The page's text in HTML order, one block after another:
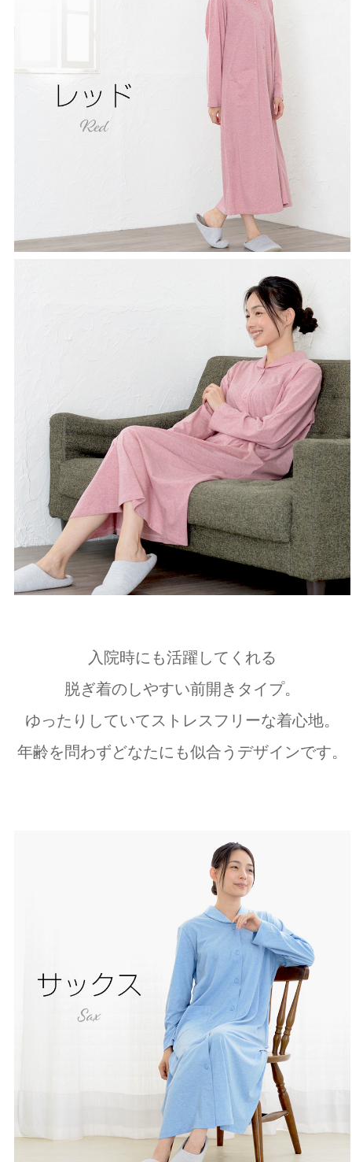
入院時にも活躍してくれる
脱ぎ着のしやすい前開きタイプ。
ゆったりしていてストレスフリーな着心地。
年齢を問わずどなたにも似合うデザインです。